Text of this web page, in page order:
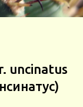
uncinatus